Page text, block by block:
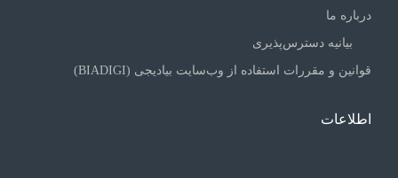
درباره ما
بیانیه دسترس‌پذیری
قوانین و مقررات استفاده از وب‌سایت بیادیجی (BIADIGI)
اطلاعات